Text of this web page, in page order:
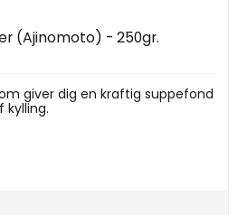
(Ajinomoto) - 250gr.
giver dig en kraftig suppefond
kylling.